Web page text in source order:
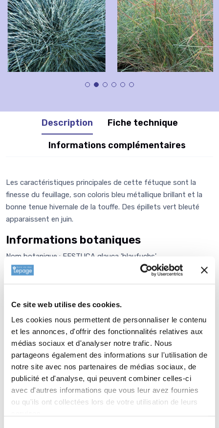
Ce site web utilise des cookies.
Les cookies nous permettent de personnaliser le contenu
et les annonces, d'offrir des fonctionnalités relatives aux
médias sociaux et d'analyser notre trafic. Nous
partageons également des informations sur l'utilisation de
notre site avec nos partenaires de médias sociaux, de
publicité et d'analyse, qui peuvent combiner celles-ci
avec d'autres informations que vous leur avez fournies
ou qu'ils ont collectées lors de votre utilisation de leurs
Description Fiche technique
Informations complémentaires
Les caractéristiques principales de cette fétuque sont la
finesse du feuillage, son coloris bleu métallique brillant et la
bonne tenue hivernale de la touffe. Des épillets vert bleuté
apparaissent en juin.
Informations botaniques
Nom botanique : FESTUCA glauca 'blaufuchs'
Famille : POACEAE
Plantation de
FESTUCA glauca
'Blaufuchs'
Genre extrêmement vaste de la famille des POACEAE. Les
Fétuques sont souvent utilisées pour leur feuillage allant du
bleu au vert et leur résistance particulière en sol sec, bien
drainé et au soleil, pour la grande majorité.
Entretien deFESTUCA glauca